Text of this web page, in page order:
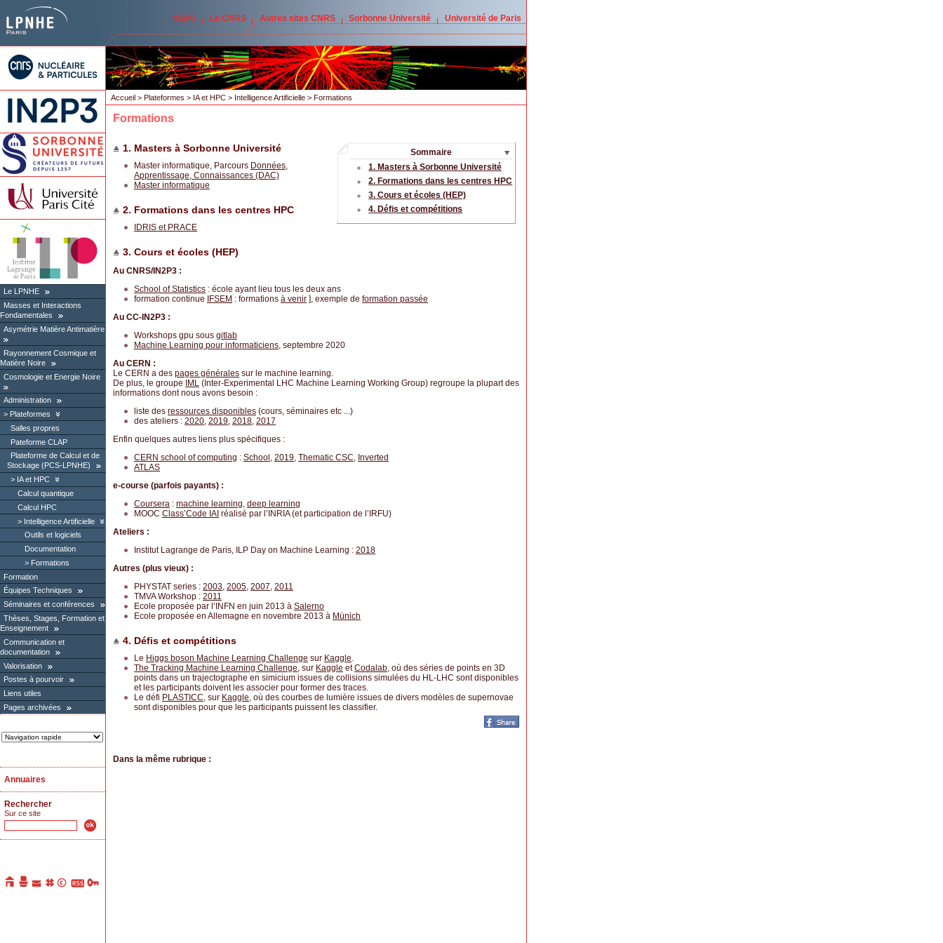
IN2P3 Le CNRS Autres sites CNRS Sorbonne Université Université de Paris
Le LPNHE
Masses et Interactions
Fondamentales
Asymétrie Matière Antimatière
Rayonnement Cosmique et
Matière Noire
Cosmologie et Energie Noire
Administration
Plateformes
Salles propres
Pateforme CLAP
Plateforme de Calcul et de
Stockage (PCS-LPNHE)
IA et HPC
Calcul quantique
Calcul HPC
Intelligence Artificielle
Outils et logiciels
Documentation
Formations
Formation
Équipes Techniques
Séminaires et conférences
Thèses, Stages, Formation et
Enseignement
Communication et
documentation
Valorisation
Postes à pourvoir
Liens utiles
Pages archivées
Annuaires
Rechercher
Sur ce site
Accueil > Plateformes > IA et HPC > Intelligence Artificielle > Formations
Formations
Sommaire
1. Masters à Sorbonne Université
2. Formations dans les centres HPC
3. Cours et écoles (HEP)
4. Défis et compétitions
1. Masters à Sorbonne Université
Master informatique, Parcours Données,
Apprentissage, Connaissances (DAC)
Master informatique
2. Formations dans les centres HPC
IDRIS et PRACE
3. Cours et écoles (HEP)
Au CNRS/IN2P3 :
School of Statistics : école ayant lieu tous les deux ans
formation continue
IFSEM : formations à venir ], exemple de formation passée
Au CC-IN2P3 :
Workshops gpu sous gitlab
Machine Learning pour informaticiens, septembre 2020
Au CERN :
Le CERN a des pages générales sur le machine learning.
De plus, le groupe
IML (Inter-Experimental LHC Machine Learning Working Group) regroupe la plupart des
informations dont nous avons besoin :
liste des ressources disponibles (cours, séminaires etc ...)
des ateliers : 2020, 2019, 2018, 2017
Enfin quelques autres liens plus spécifiques :
CERN school of computing : School , 2019, Thematic CSC, Inverted
ATLAS
e-course (parfois payants) :
Coursera : machine learning, deep learning
MOOC Class’Code IAI réalisé par l’INRIA (et participation de l’IRFU)
Ateliers :
Institut Lagrange de Paris, ILP Day on Machine Learning : 2018
Autres (plus vieux) :
PHYSTAT series : 2003, 2005, 2007, 2011
TMVA Workshop : 2011
Ecole proposée par l’INFN en juin 2013 à Salerno
Ecole proposée en Allemagne en novembre 2013 à Münich
4. Défis et compétitions
Le Higgs boson Machine Learning Challenge sur Kaggle.
The Tracking Machine Learning Challenge, sur Kaggle etCodalab, où des séries de points en 3D
points dans un trajectographe en simicium issues de collisions simulées du HL-LHC sont disponibles
et les participants doivent les associer pour former des traces.
Le défi PLASTICC, sur Kaggle, où des courbes de lumière issues de divers modèles de supernovae
sont disponibles pour que les participants puissent les classifier.
Dans la même rubrique :